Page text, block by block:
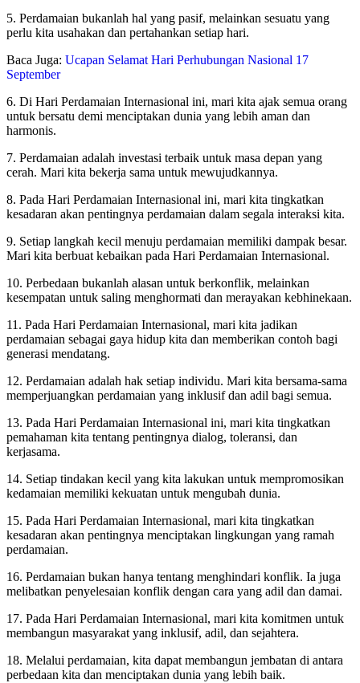
5. Perdamaian bukanlah hal yang pasif, melainkan sesuatu yang
perlu kita usahakan dan pertahankan setiap hari.
Baca Juga: Ucapan Selamat Hari Perhubungan Nasional 17
September
6. Di Hari Perdamaian Internasional ini, mari kita ajak semua orang
untuk bersatu demi menciptakan dunia yang lebih aman dan
harmonis.
7. Perdamaian adalah investasi terbaik untuk masa depan yang
cerah. Mari kita bekerja sama untuk mewujudkannya.
8. Pada Hari Perdamaian Internasional ini, mari kita tingkatkan
kesadaran akan pentingnya perdamaian dalam segala interaksi kita.
9. Setiap langkah kecil menuju perdamaian memiliki dampak besar.
Mari kita berbuat kebaikan pada Hari Perdamaian Internasional.
10. Perbedaan bukanlah alasan untuk berkonflik, melainkan
kesempatan untuk saling menghormati dan merayakan kebhinekaan.
11. Pada Hari Perdamaian Internasional, mari kita jadikan
perdamaian sebagai gaya hidup kita dan memberikan contoh bagi
generasi mendatang.
12. Perdamaian adalah hak setiap individu. Mari kita bersama-sama
memperjuangkan perdamaian yang inklusif dan adil bagi semua.
13. Pada Hari Perdamaian Internasional ini, mari kita tingkatkan
pemahaman kita tentang pentingnya dialog, toleransi, dan
kerjasama.
14. Setiap tindakan kecil yang kita lakukan untuk mempromosikan
kedamaian memiliki kekuatan untuk mengubah dunia.
15. Pada Hari Perdamaian Internasional, mari kita tingkatkan
kesadaran akan pentingnya menciptakan lingkungan yang ramah
perdamaian.
16. Perdamaian bukan hanya tentang menghindari konflik. Ia juga
melibatkan penyelesaian konflik dengan cara yang adil dan damai.
17. Pada Hari Perdamaian Internasional, mari kita komitmen untuk
membangun masyarakat yang inklusif, adil, dan sejahtera.
18. Melalui perdamaian, kita dapat membangun jembatan di antara
perbedaan kita dan menciptakan dunia yang lebih baik.